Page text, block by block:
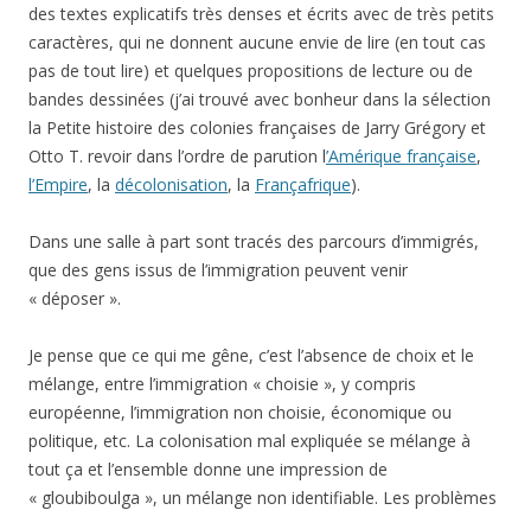
des textes explicatifs très denses et écrits avec de très petits
caractères, qui ne donnent aucune envie de lire (en tout cas
pas de tout lire) et quelques propositions de lecture ou de
bandes dessinées (j’ai trouvé avec bonheur dans la sélection
la Petite histoire des colonies françaises de Jarry Grégory et
Otto T. revoir dans l’ordre de parution l’Amérique française,
l’Empire, la décolonisation, la Françafrique).
Dans une salle à part sont tracés des parcours d’immigrés,
que des gens issus de l’immigration peuvent venir
« déposer ».
Je pense que ce qui me gêne, c’est l’absence de choix et le
mélange, entre l’immigration « choisie », y compris
européenne, l’immigration non choisie, économique ou
politique, etc. La colonisation mal expliquée se mélange à
tout ça et l’ensemble donne une impression de
« gloubiboulga », un mélange non identifiable. Les problèmes